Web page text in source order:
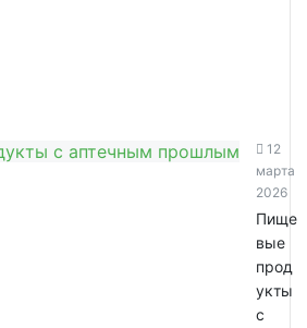
12
марта
2026
Пище
вые
прод
укты
с